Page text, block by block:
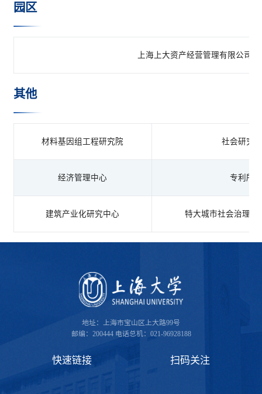
园区
上海上大资产经营管理有限公司
其他
材料基因组工程研究院 社会研究
经济管理中心 专利所
建筑产业化研究中心 特大城市社会治理协
地址：上海市宝山区上大路99号
邮编：200444 电话总机：021-96928188
快速链接 扫码关注